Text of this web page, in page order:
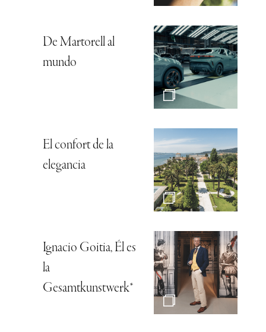
De Martorell al
mundo
El confort de la
elegancia
Ignacio Goitia, Él es
la
Gesamtkunstwerk*